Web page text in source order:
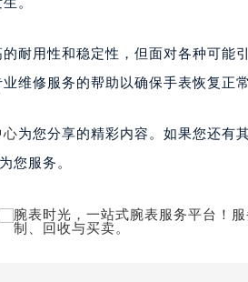
耐用性和稳定性，但面对各种可能
维修服务的帮助以确保手表恢复正常
心为您分享的精彩内容。如果您还有
您服务。